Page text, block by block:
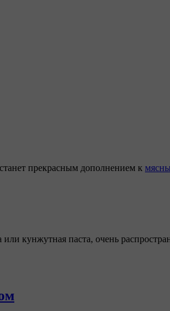
прекрасным дополнением к
или кунжутная паста, очень